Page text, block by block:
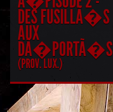
DES FUSILLÃ�S
AUX
DÃ�PORTÃ�S
(PROV. LUX.)